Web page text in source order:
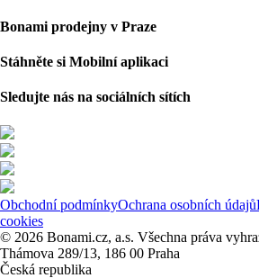
Bonami prodejny v Praze
Stáhněte si Mobilní aplikaci
Sledujte nás na sociálních sítích
Obchodní podmínkyOchrana osobních údajů
cookies
© 2026 Bonami.cz, a.s. Všechna práva
Thámova 289/13, 186 00 Praha
Česká republika